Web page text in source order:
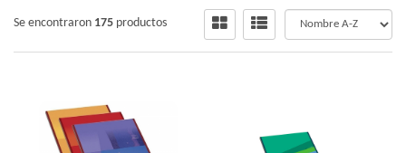
Se encontraron 175 productos